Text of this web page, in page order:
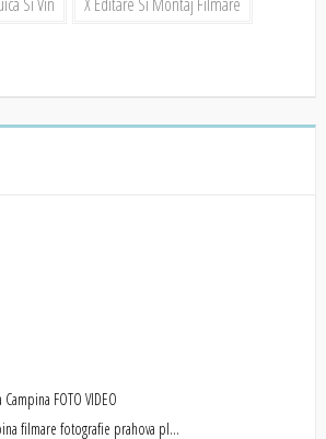
FOTO VIDEO
filmare fotografie prahova pl...